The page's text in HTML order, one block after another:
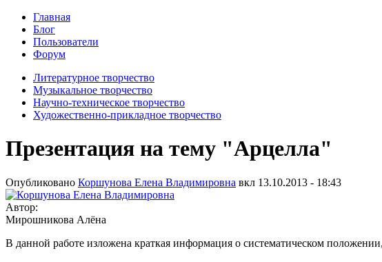
Главная
Блог
Пользователи
Форум
Литературное творчество
Музыкальное творчество
Научно-техническое творчество
Художественно-прикладное творчество
Презентация на тему "Арцелла"
Опубликовано Коршунова Елена Владимировна вкл 13.10.2013 - 18:43
Автор:
Мирошникова Алёна
В данной работе изложена краткая информация о систематическом